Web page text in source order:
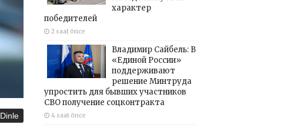
Dinle
характер
победителей
2 saat önce
Владимир Сайбель: В
«Единой России»
поддерживают
решение Минтруда
упростить для бывших участников
СВО получение соцконтракта
4 saat önce